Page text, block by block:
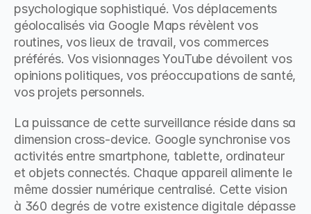
psychologique sophistiqué. Vos déplacements
géolocalisés via Google Maps révèlent vos
routines, vos lieux de travail, vos commerces
préférés. Vos visionnages YouTube dévoilent vos
opinions politiques, vos préoccupations de santé,
vos projets personnels.
La puissance de cette surveillance réside dans sa
dimension cross-device. Google synchronise vos
activités entre smartphone, tablette, ordinateur
et objets connectés. Chaque appareil alimente le
même dossier numérique centralisé. Cette vision
à 360 degrés de votre existence digitale dépasse